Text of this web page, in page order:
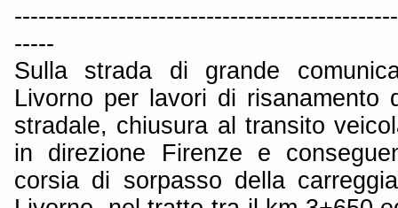
-----
Sulla strada di grande
Livorno per lavori di risanamento
stradale, chiusura al transito
in direzione Firenze e
corsia di sorpasso della